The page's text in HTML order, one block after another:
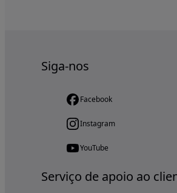
Siga-nos
Facebook
Instagram
YouTube
Serviço de apoio ao